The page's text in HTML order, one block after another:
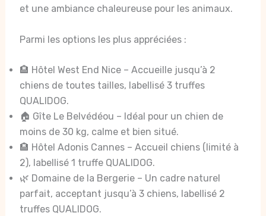
et une ambiance chaleureuse pour les animaux.
Parmi les options les plus appréciées :
🏨 Hôtel West End Nice – Accueille jusqu’à 2
chiens de toutes tailles, labellisé 3 truffes
QUALIDOG.
🏠 Gîte Le Belvédéou – Idéal pour un chien de
moins de 30 kg, calme et bien situé.
🏨 Hôtel Adonis Cannes – Accueil chiens (limité à
2), labellisé 1 truffe QUALIDOG.
🌿 Domaine de la Bergerie – Un cadre naturel
parfait, acceptant jusqu’à 3 chiens, labellisé 2
truffes QUALIDOG.